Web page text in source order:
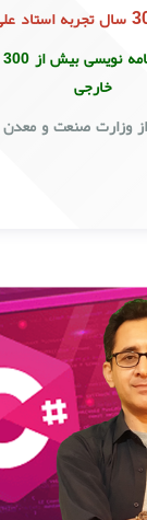
سال تجربهاستاد
خارجی
وزارت صنعت و معدن